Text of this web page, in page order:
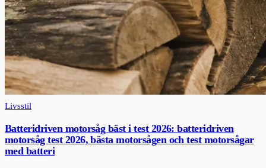
Livsstil
Batteridriven motorsåg bäst i test 2026: batteridriven
motorsåg test 2026, bästa motorsågen och test motorsågar
med batteri